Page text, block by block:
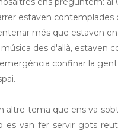
estaven contemplades
més que estaven
música des d'allà, estaven
confinar la
altre tema que ens va
es van fer servir gots